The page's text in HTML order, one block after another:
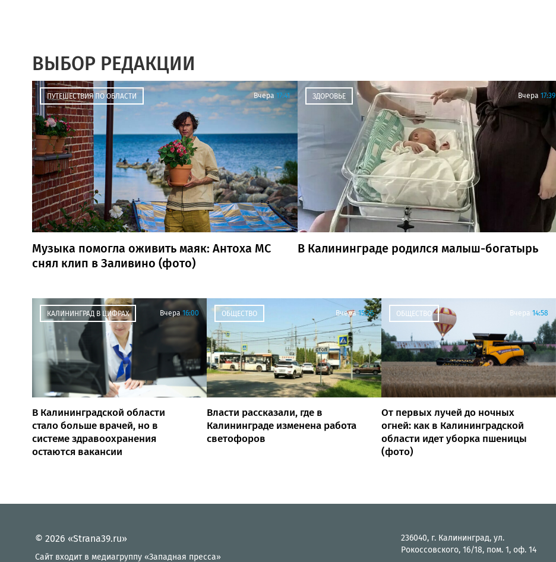
ВЫБОР РЕДАКЦИИ
ПУТЕШЕСТВИЯ ПО ОБЛАСТИ Вчера 17:41
Музыка помогла оживить маяк: Антоха МС
снял клип в Заливино (фото)
ЗДОРОВЬЕ Вчера 17:39
В Калининграде родился малыш-богатырь
КАЛИНИНГРАД В ЦИФРАХ Вчера 16:00
В Калининградской области
стало больше врачей, но в
системе здравоохранения
остаются вакансии
ОБЩЕСТВО Вчера 15:26
Власти рассказали, где в
Калининграде изменена работа
светофоров
ОБЩЕСТВО Вчера 14:58
От первых лучей до ночных
огней: как в Калининградской
области идет уборка пшеницы
(фото)
© 2026 «Strana39.ru»
Сайт входит в медиагруппу «Западная пресса»
236040, г. Калининград, ул.
Рокоссовского, 16/18, пом. 1, оф. 14